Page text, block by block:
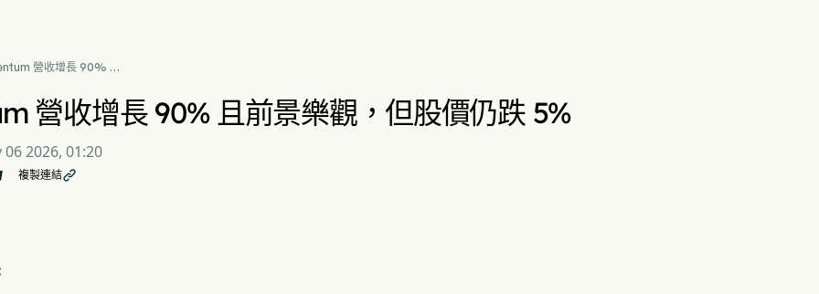
營收增長 90% 且
營收增長 90% 且前景樂觀，但股價仍跌 5%
06 2026, 01:20
複製連結